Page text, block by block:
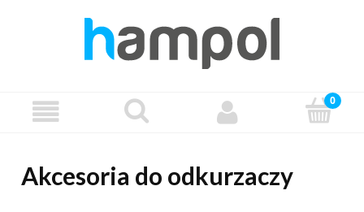
Akcesoria do odkurzaczy